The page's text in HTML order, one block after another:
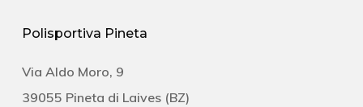
Polisportiva Pineta
Via Aldo Moro, 9
39055 Pineta di Laives (BZ)